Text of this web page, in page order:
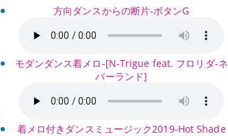
方向ダンスからの断片-ボタンG
モダンダンス着メロ-[N-Trigue feat. フロリダ-ネ
バーランド]
着メロ付きダンスミュージック2019-Hot Shade